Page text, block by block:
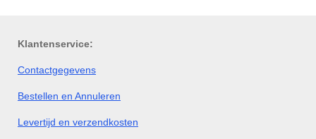
Klantenservice:
Contactgegevens
Bestellen en Annuleren
Levertijd en verzendkosten